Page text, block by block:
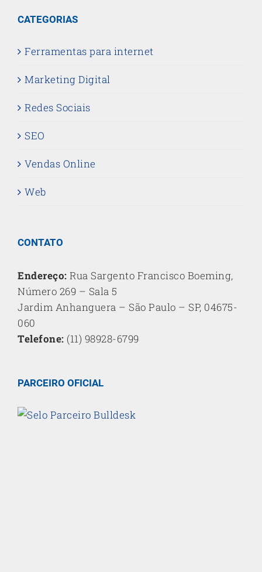
CATEGORIAS
Ferramentas para internet
Marketing Digital
Redes Sociais
SEO
Vendas Online
Web
CONTATO
Endereço: Rua Sargento Francisco Boeming,
Número 269 – Sala 5
Jardim Anhanguera – São Paulo – SP, 04675-
060
Telefone: (11) 98928-6799
PARCEIRO OFICIAL